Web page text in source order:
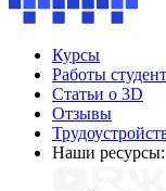
Курсы
Работы
Статьи о 3D
Отзывы
Наши ресурсы: